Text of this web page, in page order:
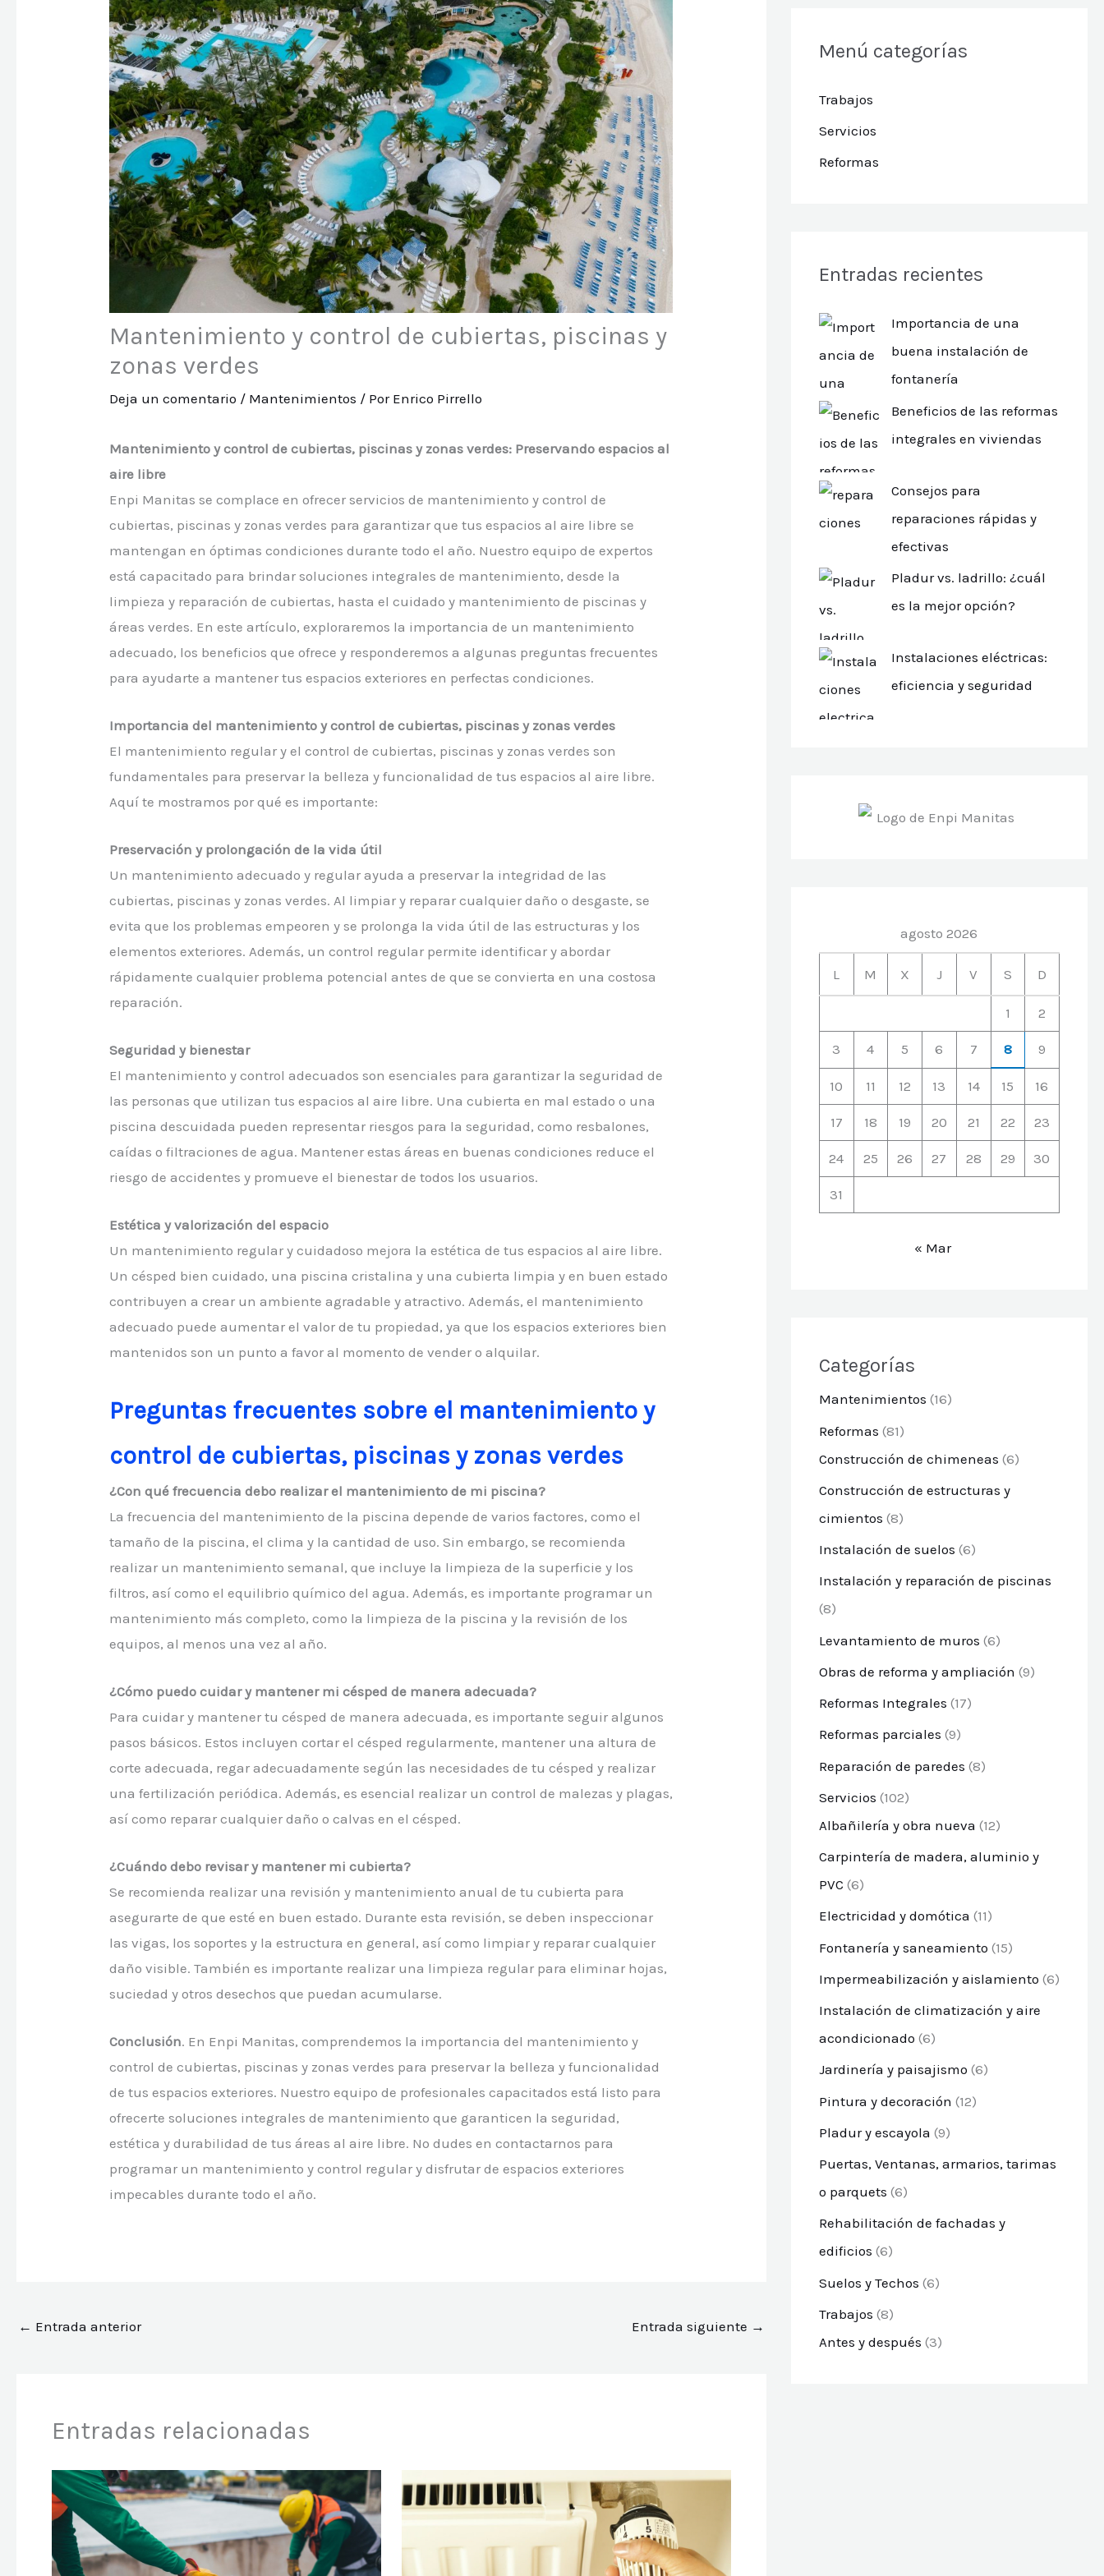
Mantenimiento y control de cubiertas, piscinas y
zonas verdes
Deja un comentario / Mantenimientos / Por Enrico Pirrello
Mantenimiento y control de cubiertas, piscinas y zonas verdes: Preservando espacios al
aire libre
Enpi Manitas se complace en ofrecer servicios de mantenimiento y control de
cubiertas, piscinas y zonas verdes para garantizar que tus espacios al aire libre se
mantengan en óptimas condiciones durante todo el año. Nuestro equipo de expertos
está capacitado para brindar soluciones integrales de mantenimiento, desde la
limpieza y reparación de cubiertas, hasta el cuidado y mantenimiento de piscinas y
áreas verdes. En este artículo, exploraremos la importancia de un mantenimiento
adecuado, los beneficios que ofrece y responderemos a algunas preguntas frecuentes
para ayudarte a mantener tus espacios exteriores en perfectas condiciones.
Importancia del mantenimiento y control de cubiertas, piscinas y zonas verdes
El mantenimiento regular y el control de cubiertas, piscinas y zonas verdes son
fundamentales para preservar la belleza y funcionalidad de tus espacios al aire libre.
Aquí te mostramos por qué es importante:
Preservación y prolongación de la vida útil
Un mantenimiento adecuado y regular ayuda a preservar la integridad de las
cubiertas, piscinas y zonas verdes. Al limpiar y reparar cualquier daño o desgaste, se
evita que los problemas empeoren y se prolonga la vida útil de las estructuras y los
elementos exteriores. Además, un control regular permite identificar y abordar
rápidamente cualquier problema potencial antes de que se convierta en una costosa
reparación.
Seguridad y bienestar
El mantenimiento y control adecuados son esenciales para garantizar la seguridad de
las personas que utilizan tus espacios al aire libre. Una cubierta en mal estado o una
piscina descuidada pueden representar riesgos para la seguridad, como resbalones,
caídas o filtraciones de agua. Mantener estas áreas en buenas condiciones reduce el
riesgo de accidentes y promueve el bienestar de todos los usuarios.
Estética y valorización del espacio
Un mantenimiento regular y cuidadoso mejora la estética de tus espacios al aire libre.
Un césped bien cuidado, una piscina cristalina y una cubierta limpia y en buen estado
contribuyen a crear un ambiente agradable y atractivo. Además, el mantenimiento
adecuado puede aumentar el valor de tu propiedad, ya que los espacios exteriores bien
mantenidos son un punto a favor al momento de vender o alquilar.
Preguntas frecuentes sobre el mantenimiento y
control de cubiertas, piscinas y zonas verdes
¿Con qué frecuencia debo realizar el mantenimiento de mi piscina?
La frecuencia del mantenimiento de la piscina depende de varios factores, como el
tamaño de la piscina, el clima y la cantidad de uso. Sin embargo, se recomienda
realizar un mantenimiento semanal, que incluye la limpieza de la superficie y los
filtros, así como el equilibrio químico del agua. Además, es importante programar un
mantenimiento más completo, como la limpieza de la piscina y la revisión de los
equipos, al menos una vez al año.
¿Cómo puedo cuidar y mantener mi césped de manera adecuada?
Para cuidar y mantener tu césped de manera adecuada, es importante seguir algunos
pasos básicos. Estos incluyen cortar el césped regularmente, mantener una altura de
corte adecuada, regar adecuadamente según las necesidades de tu césped y realizar
una fertilización periódica. Además, es esencial realizar un control de malezas y plagas,
así como reparar cualquier daño o calvas en el césped.
¿Cuándo debo revisar y mantener mi cubierta?
Se recomienda realizar una revisión y mantenimiento anual de tu cubierta para
asegurarte de que esté en buen estado. Durante esta revisión, se deben inspeccionar
las vigas, los soportes y la estructura en general, así como limpiar y reparar cualquier
daño visible. También es importante realizar una limpieza regular para eliminar hojas,
suciedad y otros desechos que puedan acumularse.
Conclusión. En Enpi Manitas, comprendemos la importancia del mantenimiento y
control de cubiertas, piscinas y zonas verdes para preservar la belleza y funcionalidad
de tus espacios exteriores. Nuestro equipo de profesionales capacitados está listo para
ofrecerte soluciones integrales de mantenimiento que garanticen la seguridad,
estética y durabilidad de tus áreas al aire libre. No dudes en contactarnos para
programar un mantenimiento y control regular y disfrutar de espacios exteriores
impecables durante todo el año.
← Entrada anterior Entrada siguiente →
Entradas relacionadas
Menú categorías
Trabajos
Servicios
Reformas
Entradas recientes
Importancia de una
buena instalación de
fontanería
Beneficios de las reformas
integrales en viviendas
Consejos para
reparaciones rápidas y
efectivas
Pladur vs. ladrillo: ¿cuál
es la mejor opción?
Instalaciones eléctricas:
eficiencia y seguridad
agosto 2026
L M X J V S D
1 2
3 4 5 6 7 8 9
10 11 12 13 14 15 16
17 18 19 20 21 22 23
24 25 26 27 28 29 30
31
« Mar
Categorías
Mantenimientos (16)
Reformas (81)
Construcción de chimeneas (6)
Construcción de estructuras y
cimientos (8)
Instalación de suelos (6)
Instalación y reparación de piscinas
(8)
Levantamiento de muros (6)
Obras de reforma y ampliación (9)
Reformas Integrales (17)
Reformas parciales (9)
Reparación de paredes (8)
Servicios (102)
Albañilería y obra nueva (12)
Carpintería de madera, aluminio y
PVC (6)
Electricidad y domótica (11)
Fontanería y saneamiento (15)
Impermeabilización y aislamiento (6)
Instalación de climatización y aire
acondicionado (6)
Jardinería y paisajismo (6)
Pintura y decoración (12)
Pladur y escayola (9)
Puertas, Ventanas, armarios, tarimas
o parquets (6)
Rehabilitación de fachadas y
edificios (6)
Suelos y Techos (6)
Trabajos (8)
Antes y después (3)